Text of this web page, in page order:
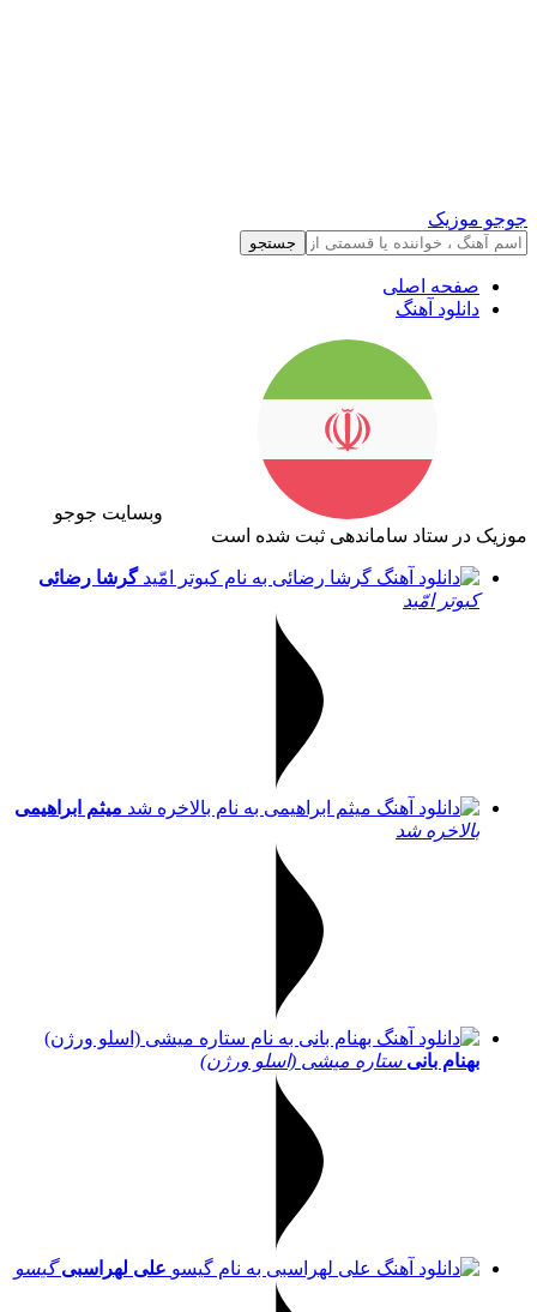
جوجو موزیک
جستجو
صفحه اصلی
دانلود آهنگ
وبسایت جوجو
موزیک در ستاد ساماندهی ثبت شده است
گرشا رضائی
کبوتر امّید
میثم ابراهیمی
بالاخره شد
بهنام بانی ستاره میشی (اسلو ورژن)
علی لهراسبی گیسو